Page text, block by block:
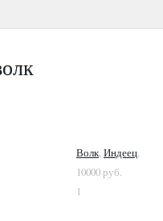
Волк,Индеец,
10000 руб.
1